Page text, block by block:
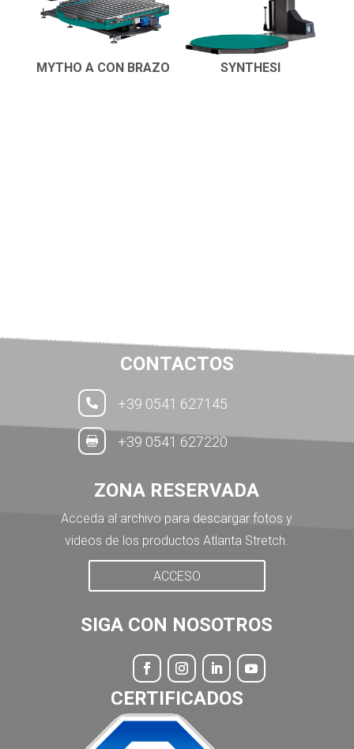
MYTHO A CON BRAZO SYNTHESI
CONTACTOS
 +39 0541 627145
 +39 0541 627220
ZONA RESERVADA
Acceda al archivo para descargar fotos y
videos de los productos Atlanta Stretch.
ACCESO
SIGA CON NOSOTROS
CERTIFICADOS